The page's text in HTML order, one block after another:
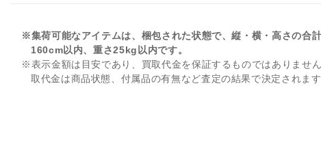
※集荷可能なアイテムは、梱包された状態で、縦・横・高さの合
160cm以内、重さ25kg以内です。
※表示金額は目安であり、買取代金を保証するものではありませ
取代金は商品状態、付属品の有無など査定の結果で決定されま